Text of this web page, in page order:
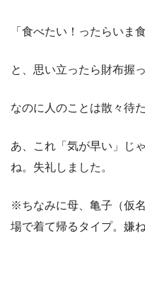
「食べたい！ったらいま
と、思い立ったら財布握
なのに人のことは散々待
あ、これ「気が早い」じ
ね。失礼しました。
※ちなみに母、亀子（仮
場で着て帰るタイプ。嫌